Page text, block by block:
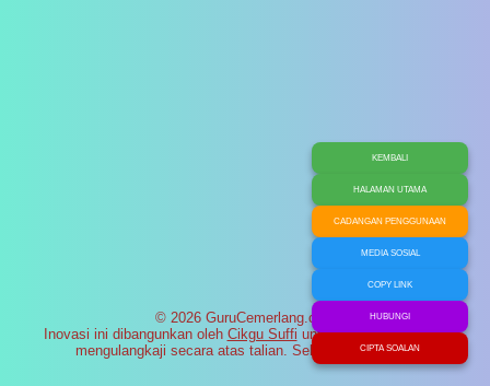
© 2026 GuruCemerlang.com
Inovasi ini dibangunkan oleh Cikgu Suffi untuk membantu murid
mengulangkaji secara atas talian. Selamat maju jaya!
KEMBALI
HALAMAN UTAMA
CADANGAN PENGGUNAAN
MEDIA SOSIAL
COPY LINK
HUBUNGI
CIPTA SOALAN